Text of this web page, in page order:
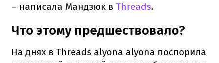
– написала Мандзюк в Threads.
Что этому предшествовало?
На днях в Threads alyona alyona поспорила